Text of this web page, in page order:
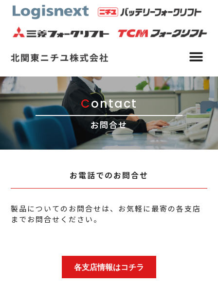
Contact
お問合せ
お電話でのお問合せ
製品についてのお問合せは、お気軽に最寄の各支店
までお問合せください。
各支店情報はコチラ